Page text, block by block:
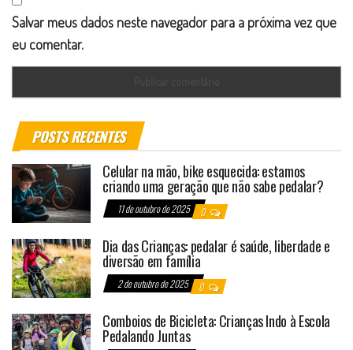
Salvar meus dados neste navegador para a próxima vez que
eu comentar.
POSTS RECENTES
Celular na mão, bike esquecida: estamos
criando uma geração que não sabe pedalar?
11 de outubro de 2025 0
Dia das Crianças: pedalar é saúde, liberdade e
diversão em família
2 de outubro de 2025 0
Comboios de Bicicleta: Crianças Indo à Escola
Pedalando Juntas